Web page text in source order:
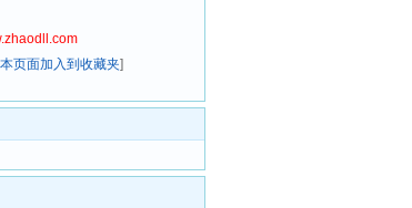
页面加入到收藏夹]